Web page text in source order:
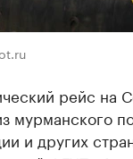
рейс на
мурманского
и других